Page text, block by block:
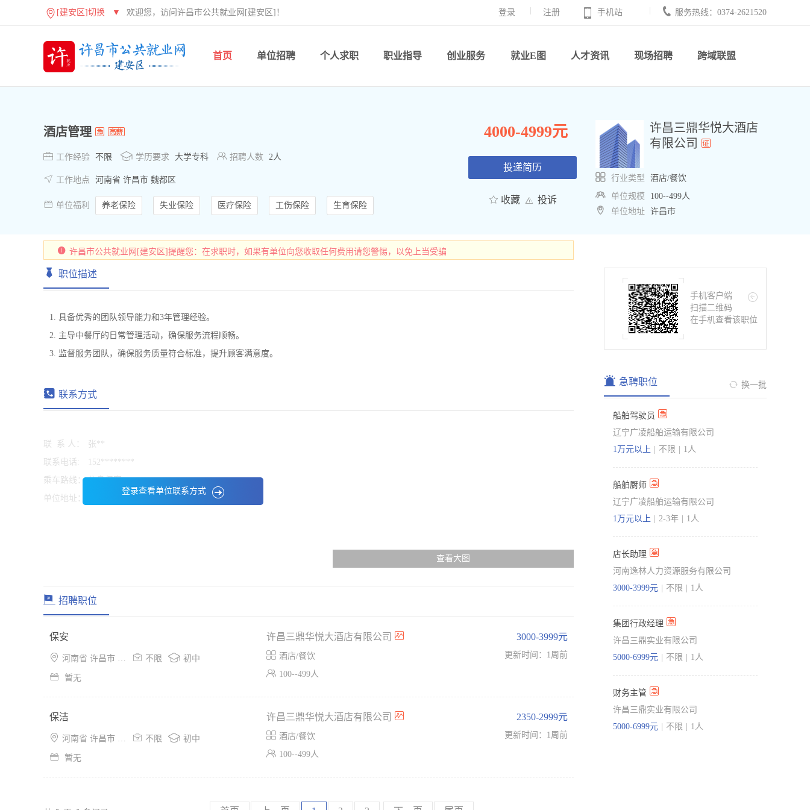
[建安区]切换 ▼ 欢迎您，访问许昌市公共就业网[建安区]！ 登录 注册 手机站 服务热线：0374-2621520
首页 单位招聘 个人求职 职业指导 创业服务 就业E图 人才资讯 现场招聘 跨域联盟
酒店管理 4000-4999元
 工作经验 不限  学历要求 大学专科  招聘人数 2人
 工作地点 河南省 许昌市 魏都区
 单位福利 养老保险 失业保险 医疗保险 工伤保险 生育保险
投递简历
收藏 投诉
许昌三鼎华悦大酒店
有限公司
行业类型
酒店/餐饮
单位规模
100--499人
单位地址 许昌市
许昌市公共就业网[建安区]提醒您：在求职时，如果有单位向您收取任何费用请您警惕，以免上当受骗
职位描述
1. 具备优秀的团队领导能力和3年管理经验。
2. 主导中餐厅的日常管理活动，确保服务流程顺畅。
3. 监督服务团队，确保服务质量符合标准，提升顾客满意度。
联系方式
登录查看单位联系方式
联 系 人：
张**
联系电话:
152********
乘车路线： 信息保密
单位地址：
查看大图
招聘职位
保安
 河南省 许昌市 魏都区  不限  初中
 暂无
许昌三鼎华悦大酒店有限公司
 酒店/餐饮
 100--499人
3000-3999元
更新时间：1周前
保洁
 河南省 许昌市 魏都区  不限  初中
 暂无
许昌三鼎华悦大酒店有限公司
 酒店/餐饮
 100--499人
2350-2999元
更新时间：1周前
手机客户端
扫描二维码
在手机查看该职位
急聘职位 换一批
船舶驾驶员
辽宁广凌船舶运输有限公司
1万元以上
不限 1人
船舶厨师
辽宁广凌船舶运输有限公司
1万元以上
2-3年 1人
店长助理
河南逸林人力资源服务有限公司
3000-3999元
不限 1人
集团行政经理
许昌三鼎实业有限公司
5000-6999元
不限 1人
财务主管
许昌三鼎实业有限公司
5000-6999元
不限 1人